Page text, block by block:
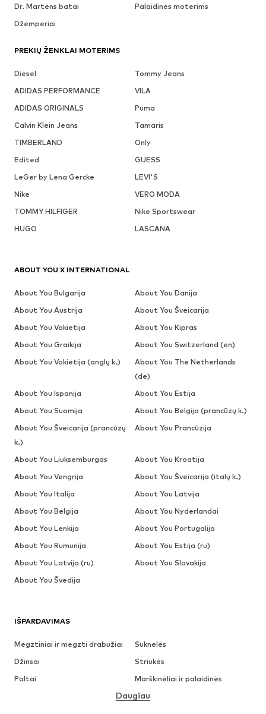
Dr. Martens batai
Palaidinės moterims
Džemperiai
PREKIŲ ŽENKLAI MOTERIMS
Diesel
Tommy Jeans
ADIDAS PERFORMANCE
VILA
ADIDAS ORIGINALS
Puma
Calvin Klein Jeans
Tamaris
TIMBERLAND
Only
Edited
GUESS
LeGer by Lena Gercke
LEVI'S
Nike
VERO MODA
TOMMY HILFIGER
Nike Sportswear
HUGO
LASCANA
IŠPARDAVIMAS
Megztiniai ir megzti drabužiai
Suknelės
Džinsai
Striukės
Paltai
Marškinėliai ir palaidinės
Apatiniai
Daugiau
ABOUT YOU X INTERNATIONAL
About You Bulgarija
About You Danija
About You Austrija
About You Šveicarija
About You Vokietija
About You Kipras
About You Graikija
About You Switzerland (en)
About You Vokietija (anglų k.)
About You The Netherlands
(de)
About You Ispanija
About You Estija
About You Suomija
About You Belgija (prancūzų k.)
About You Šveicarija (prancūzų
k.)
About You Prancūzija
About You Liuksemburgas
About You Kroatija
About You Vengrija
About You Šveicarija (italų k.)
About You Italija
About You Latvija
About You Belgija
About You Nyderlandai
About You Lenkija
About You Portugalija
About You Rumunija
About You Estija (ru)
About You Latvija (ru)
About You Slovakija
About You Švedija